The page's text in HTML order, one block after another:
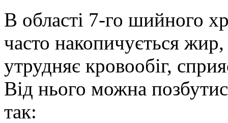
В області 7-го шийного
часто накопичується
утрудняє кровообіг,
Від нього можна
так: